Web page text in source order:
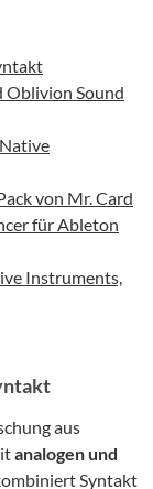
Oblivion Sound
von Mr. Card
für Ableton
Instruments,
aus
analogen und
Syntakt